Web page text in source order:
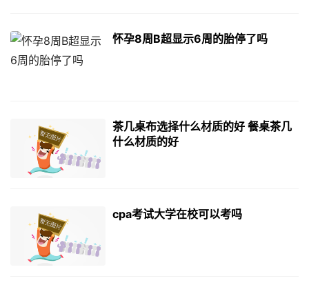
怀孕8周B超显示6周的胎停了吗
茶几桌布选择什么材质的好 餐桌茶几
什么材质的好
cpa考试大学在校可以考吗